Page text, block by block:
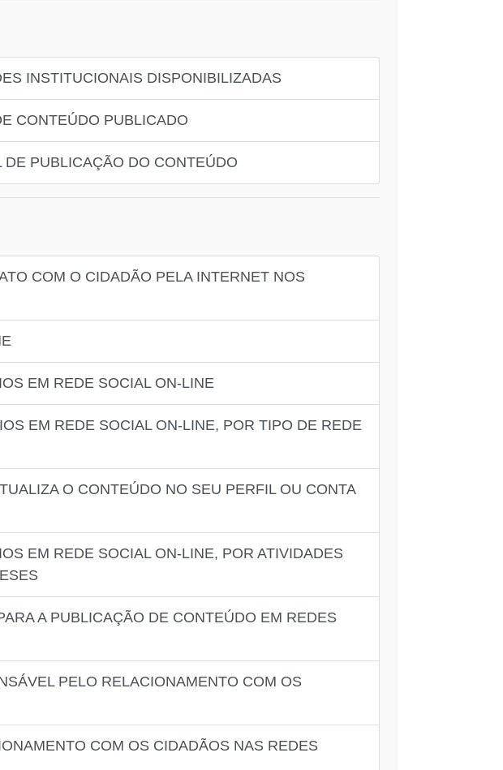
INSTITUCIONAIS DISPONIBILIZADAS
CONTEÚDO PUBLICADO
PUBLICAÇÃO DO CONTEÚDO
COM O CIDADÃO PELA INTERNET NOS
EM REDE SOCIAL ON-LINE
EM REDE SOCIAL ON-LINE, POR TIPO DE REDE
O CONTEÚDO NO SEU PERFIL OU CONTA
EM REDE SOCIAL ON-LINE, POR ATIVIDADES
A PUBLICAÇÃO DE CONTEÚDO EM REDES
PELO RELACIONAMENTO COM OS
COM OS CIDADÃOS NAS REDES